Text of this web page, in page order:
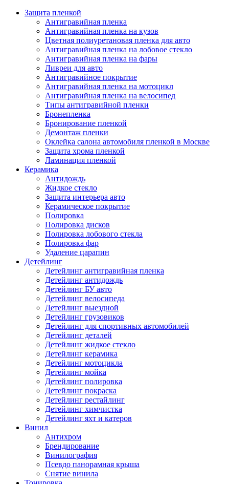
Защита пленкой
Антигравийная пленка
Антигравийная пленка на кузов
Цветная полиуретановая пленка для авто
Антигравийная пленка на лобовое стекло
Антигравийная пленка на фары
Ливреи для авто
Антигравийное покрытие
Антигравийная пленка на мотоцикл
Антигравийная пленка на велосипед
Типы антигравийной пленки
Бронепленка
Бронирование пленкой
Демонтаж пленки
Оклейка салона автомобиля пленкой в Москве
Защита хрома пленкой
Ламинация пленкой
Керамика
Антидождь
Жидкое стекло
Защита интерьера авто
Керамическое покрытие
Полировка
Полировка дисков
Полировка лобового стекла
Полировка фар
Удаление царапин
Детейлинг
Детейлинг антигравийная пленка
Детейлинг антидождь
Детейлинг БУ авто
Детейлинг велосипеда
Детейлинг выездной
Детейлинг грузовиков
Детейлинг для спортивных автомобилей
Детейлинг деталей
Детейлинг жидкое стекло
Детейлинг керамика
Детейлинг мотоцикла
Детейлинг мойка
Детейлинг полировка
Детейлинг покраска
Детейлинг рестайлинг
Детейлинг химчистка
Детейлинг яхт и катеров
Винил
Антихром
Брендирование
Винилография
Псевдо панорамная крыша
Снятие винила